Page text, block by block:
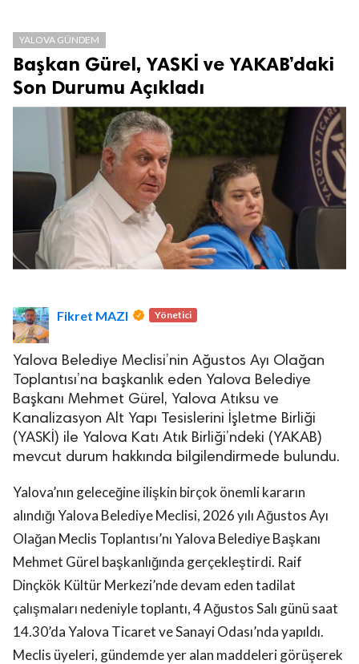
YALOVA GÜNDEM
Başkan Gürel, YASKİ ve YAKAB’daki
Son Durumu Açıkladı
Fikret MAZI Yönetici
Yalova Belediye Meclisi’nin Ağustos Ayı Olağan
Toplantısı’na başkanlık eden Yalova Belediye
Başkanı Mehmet Gürel, Yalova Atıksu ve
Kanalizasyon Alt Yapı Tesislerini İşletme Birliği
(YASKİ) ile Yalova Katı Atık Birliği’ndeki (YAKAB)
mevcut durum hakkında bilgilendirmede bulundu.
Yalova’nın geleceğine ilişkin birçok önemli kararın
alındığı Yalova Belediye Meclisi, 2026 yılı Ağustos Ayı
Olağan Meclis Toplantısı’nı Yalova Belediye Başkanı
Mehmet Gürel başkanlığında gerçekleştirdi. Raif
Dinçkök Kültür Merkezi’nde devam eden tadilat
çalışmaları nedeniyle toplantı, 4 Ağustos Salı günü saat
14.30’da Yalova Ticaret ve Sanayi Odası’nda yapıldı.
Meclis üyeleri, gündemde yer alan maddeleri görüşerek